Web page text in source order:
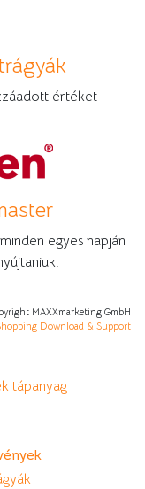
értéket
egyes napján
MAXXmarketing GmbH
Download & Support
tápanyag